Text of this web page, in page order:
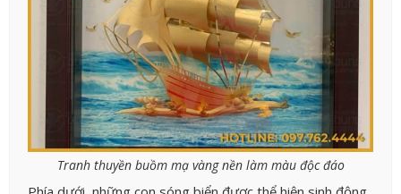
Tranh thuyền buồm mạ vàng nền làm màu độc đáo